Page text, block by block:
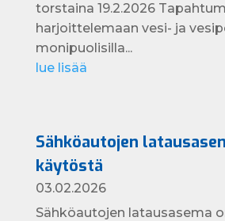
torstaina 19.2.2026
harjoittelemaan vesi- ja
monipuolisilla...
lue lisää
Sähköautojen
käytöstä
03.02.2026
Sähköautojen latausasema